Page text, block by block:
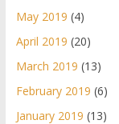
May 2019 (4)
April 2019 (20)
March 2019 (13)
February 2019 (6)
January 2019 (13)